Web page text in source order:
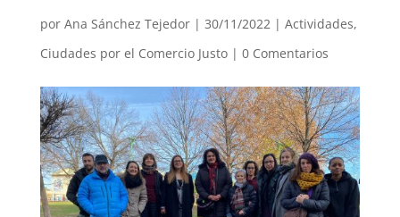
por Ana Sánchez Tejedor| 30/11/2022 | Actividades,
Ciudades por el Comercio Justo| 0 Comentarios